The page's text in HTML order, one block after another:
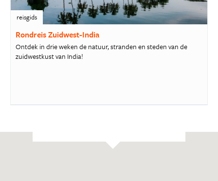
reisgids
Rondreis Zuidwest-India
Ontdek in drie weken de natuur, stranden en steden van de
zuidwestkust van India!